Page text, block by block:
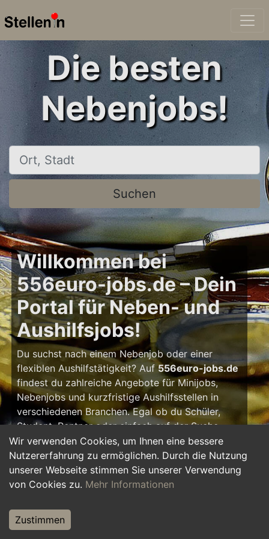
Wir verwenden Cookies, um Ihnen eine bessere
Nutzererfahrung zu ermöglichen. Durch die Nutzung
unserer Webseite stimmen Sie unserer Verwendung
von Cookies zu. Mehr Informationen
Zustimmen
Die besten
Nebenjobs!
Ort, Stadt
Suchen
Willkommen bei
556euro-jobs.de – Dein
Portal für Neben- und
Aushilfsjobs!
Du suchst nach einem Nebenjob oder einer
flexiblen Aushilfstätigkeit? Auf556euro-jobs.de
findest du zahlreiche Angebote für Minijobs,
Nebenjobs und kurzfristige Aushilfsstellen in
verschiedenen Branchen. Egal ob du Schüler,
Student, Rentner oder einfach auf der Suche
nach einem kleinen Zusatzverdienst bist – hier
findest du die passende Tätigkeit, die zu deinem
Zeitplan passt.
Ein Nebenjob oder Aushilfsjob bietet viele